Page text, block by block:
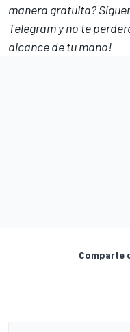
manera gratuita?
Telegramy no te
alcance de tu mano!
Comparte